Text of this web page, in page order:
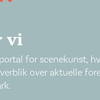
vi
for scenekunst,
over aktuelle